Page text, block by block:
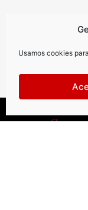
Usamos cookies